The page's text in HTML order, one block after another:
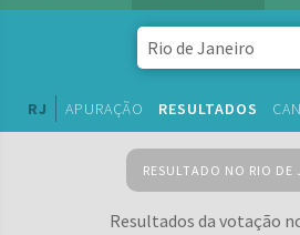
RJ APURAÇÃO RESULTADOS
RESULTADO NO RIO DE
Resultados da votação